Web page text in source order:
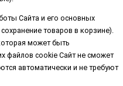
Сайта и его основных
товаров в корзине).
может быть
файлов cookie Сайт не сможет
автоматически и не требуют